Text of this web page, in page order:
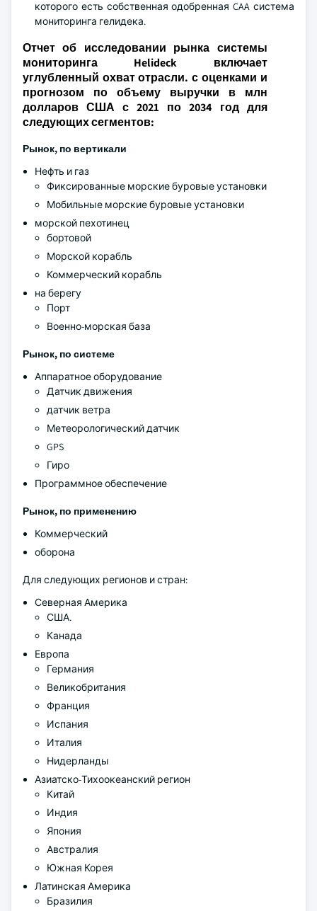
которого есть собственная одобренная CAA система
мониторинга гелидека.
Отчет об исследовании рынка системы
мониторинга Helideck включает
углубленный охват отрасли. с оценками и
прогнозом по объему выручки в млн
долларов США с 2021 по 2034 год для
следующих сегментов:
Рынок, по вертикали
Нефть и газ
Фиксированные морские буровые установки
Мобильные морские буровые установки
морской пехотинец
бортовой
Морской корабль
Коммерческий корабль
на берегу
Порт
Военно-морская база
Рынок, по системе
Аппаратное оборудование
Датчик движения
датчик ветра
Метеорологический датчик
GPS
Гиро
Программное обеспечение
Рынок, по применению
Коммерческий
оборона
Для следующих регионов и стран:
Северная Америка
США.
Канада
Европа
Германия
Великобритания
Франция
Испания
Италия
Нидерланды
Азиатско-Тихоокеанский регион
Китай
Индия
Япония
Австралия
Южная Корея
Латинская Америка
Бразилия